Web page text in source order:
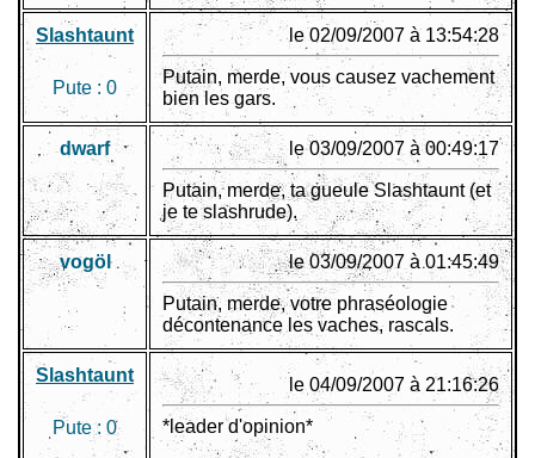
Slashtaunt
Pute : 0
le 02/09/2007 à 13:54:28
Putain, merde, vous causez vachement
bien les gars.
dwarf le 03/09/2007 à 00:49:17
Putain, merde, ta gueule Slashtaunt (et
je te slashrude).
vogöl le 03/09/2007 à 01:45:49
Putain, merde, votre phraséologie
décontenance les vaches, rascals.
Slashtaunt
Pute : 0
le 04/09/2007 à 21:16:26
*leader d'opinion*